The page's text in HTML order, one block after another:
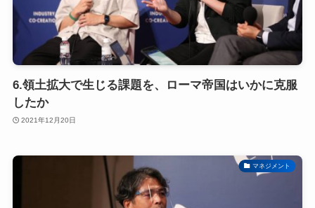
6.領土拡大で生じる課題を、ローマ帝国はいかに克服
したか
2021年12月20日
マネジメント